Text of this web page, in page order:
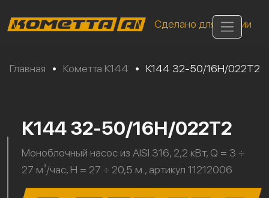
Сделано для России
Главная • Кометта К144 • К144 32-50/16Н/022Т2
К144 32-50/16Н/022Т2
Моноблочный насос из AISI 316, 2,2 кВт, Q = 3 ÷
27 м³/час, H = 27 ÷ 20,5 м., артикул 11212006